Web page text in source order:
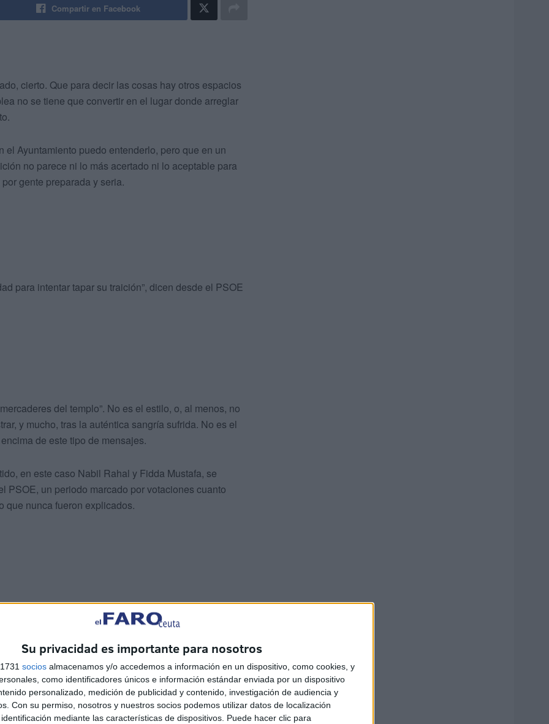
Su privacidad es importante para nosotros
socios almacenamos y/o accedemos a información en un dispositivo, como cookies, y
como identificadores únicos e información estándar enviada por un dispositivo
personalizado, medición de publicidad y contenido, investigación de audiencia y
Con su permiso, nosotros y nuestros socios podemos utilizar datos de localización
mediante las características de dispositivos. Puede hacer clic para
Compartir en Facebook
cierto. Que para decir las cosas hay otros espacios
no se tiene que convertir en el lugar donde arreglar
Ayuntamiento puedo entenderlo, pero que en un
no parece ni lo más acertado ni lo aceptable para
gente preparada y seria.
para intentar tapar su traición”, dicen desde el PSOE
del templo”. No es el estilo, o, al menos, no
y mucho, tras la auténtica sangría sufrida. No es el
de este tipo de mensajes.
en este caso Nabil Rahal y Fidda Mustafa, se
PSOE, un periodo marcado por votaciones cuanto
que nunca fueron explicados.
que no se haya hablado públicamente de lo que
por ir degradándolo poco a poco sin remedio
sino por dejar que sigan manando.